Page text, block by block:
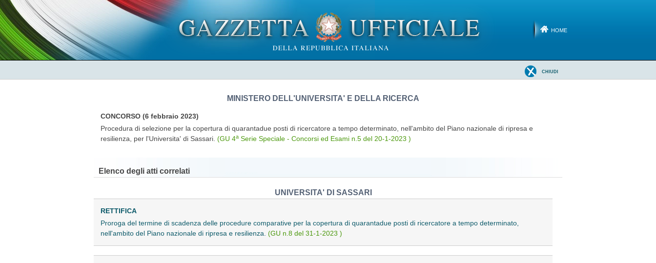
HOME
CHIUDI
MINISTERO DELL'UNIVERSITA' E DELLA RICERCA
CONCORSO (6 febbraio 2023)
Procedura di selezione per la copertura di quarantadue posti di ricercatore a tempo determinato, nell'ambito del Piano nazionale di ripresa e
resilienza, per l'Universita' di Sassari. (GU 4a Serie Speciale - Concorsi ed Esami n.5 del 20-1-2023 )
Elenco degli atti correlati
UNIVERSITA' DI SASSARI
RETTIFICA
Proroga del termine di scadenza delle procedure comparative per la copertura di quarantadue posti di ricercatore a tempo determinato,
nell'ambito del Piano nazionale di ripresa e resilienza. (GU n.8 del 31-1-2023 )